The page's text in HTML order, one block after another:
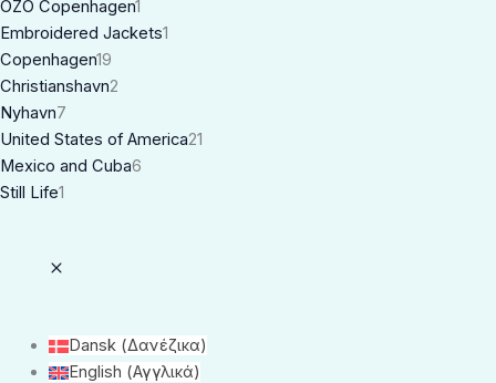
OZO Copenhagen1
Embroidered Jackets1
Copenhagen19
Christianshavn2
Nyhavn7
United States of America21
Mexico and Cuba6
Still Life1
Dansk(Δανέζικα)
English (Αγγλικά)